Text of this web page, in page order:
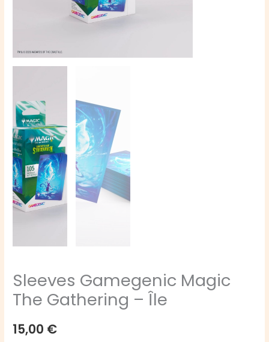
Sleeves Gamegenic Magic
The Gathering – Île
15,00 €